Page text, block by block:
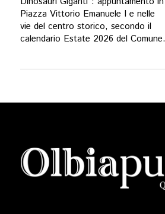
Piazza Vittorio Emanuele I e nelle
vie del centro storico, secondo il
calendario Estate 2026 del Comune.